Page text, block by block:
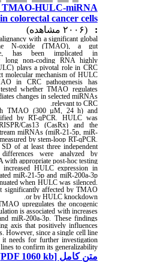
TMAO-HULC-miRNA
in colorectal cancer cells
with a significant global
N-oxide (TMAO), a gut
has been implicated in
long non-coding RNA highly
plays a pivotal role in CRC
molecular mechanism of HULC
in CRC pathogenesis has
tested whether TMAO regulates
changes in selected miRNAs
relevant to CRC.
TMAO (300 µM, 24 h) and
by RT-qPCR. HULC was
Cas13 (CasRx) and the
miRNAs (miR-21-5p, miR-
measured by stem-loop RT-qPCR.
SD of at least three independent
differences were analyzed by
with appropriate post-hoc testing.
increased HULC expression in
miR-21-5p and miR-200a-3p
when HULC was silenced.
significantly affected by TMAO
or by HULC knockdown.
upregulates the oncogenic
is associated with increases
miR-200a-3p. These findings
axis that positively influences
However, since a single cell line
it needs for further investigation
lines to confirm its generalizability.
متن کامل[PDF 1060 kb]